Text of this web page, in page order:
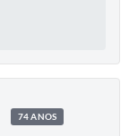
74 ANOS